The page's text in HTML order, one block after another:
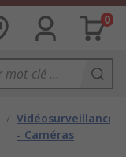
0
/ Vidéosurveillance
- Caméras